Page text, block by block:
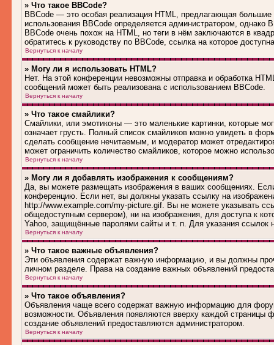
» Что такое BBCode?
BBCode — это особая реализация HTML, предлагающая
использования BBCode определяется администратором,
BBCode очень похож на HTML, но теги в нём заключаются в
обратитесь к руководству по BBCode, ссылка на которое
Вернуться к началу
» Могу ли я использовать HTML?
Нет. На этой конференции невозможны отправка и обработка
сообщений может быть реализована с использованием BBCode.
Вернуться к началу
» Что такое смайлики?
Смайлики, или эмотиконы — это маленькие картинки, которые
означает грусть. Полный список смайликов можно увидеть в
сделать сообщение нечитаемым, и модератор может
может ограничить количество смайликов, которое можно
Вернуться к началу
» Могу ли я добавлять изображения к сообщениям?
Да, вы можете размещать изображения в ваших сообщениях.
конференцию. Если нет, вы должны указать ссылку на
http://www.example.com/my-picture.gif. Вы не можете указывать
общедоступным сервером), ни на изображения, для доступа к
Yahoo, защищённые паролями сайты и т. п. Для указания ссылок
Вернуться к началу
» Что такое важные объявления?
Эти объявления содержат важную информацию, и вы должны
личном разделе. Права на создание важных объявлений
Вернуться к началу
» Что такое объявления?
Объявления чаще всего содержат важную информацию для
возможности. Объявления появляются вверху каждой
создание объявлений предоставляются администратором.
Вернуться к началу